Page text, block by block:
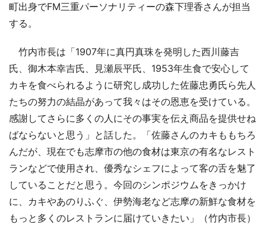
町出身でFM三重パーソナリティーの森下理香さんが担当
する。
竹内市長は「1907年に真円真珠を発明した西川藤吉
氏、御木本幸吉氏、見瀬辰平氏、1953年生食で安心して
カキを食べられるように研究し成功した佐藤忠勇氏ら先人
たちの努力の結晶があって我々はその恩恵を受けている。
感謝してさらに多くの人にその事実を伝え商品を提供せね
ばならないと思う」と話した。「佐藤さんのカキももちろ
んだが、現在でも志摩市の他の食材は東京の有名なレスト
ランなどで使用され、優秀なシェフによって客の舌を魅了
していることだと思う。今回のシンポジウムをきっかけ
に、カキやあのりふぐ、伊勢海老など志摩の新鮮な食材を
もっと多くのレストランに届けていきたい」（竹内市長）